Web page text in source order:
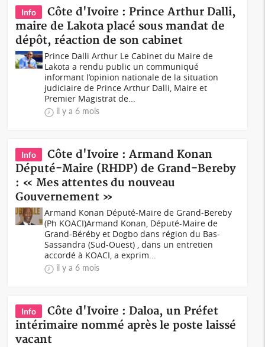
Info
Côte d'Ivoire : Prince Arthur Dalli,
maire de Lakota placé sous mandat de
dépôt, réaction de son cabinet
Prince Dalli Arthur Le Cabinet du Maire de
Lakota a rendu public un communiqué
informant l’opinion nationale de la situation
judiciaire de Prince Arthur Dalli, Maire et
Premier Magistrat de...
il y a 6 mois
Info
Côte d'Ivoire : Armand Konan
Député-Maire (RHDP) de Grand-Bereby
: « Mes attentes du nouveau
Gouvernement »
Armand Konan Député-Maire de Grand-Bereby
(Ph KOACI)Armand Konan, Député-Maire de
Grand-Béréby et Dogbo dans région du Bas-
Sassandra (Sud-Ouest) , dans un entretien
accordé à KOACI, a exprim...
il y a 6 mois
Info
Côte d'Ivoire : Daloa, un Préfet
intérimaire nommé après le poste laissé
vacant